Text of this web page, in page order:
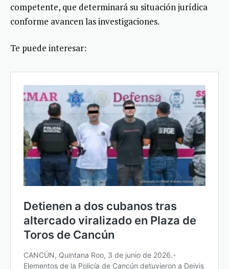
competente, que determinará su situación jurídica
conforme avancen las investigaciones.
Te puede interesar: